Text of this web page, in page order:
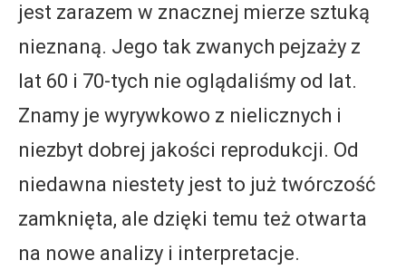
jest zarazem w znacznej mierze sztuką
nieznaną. Jego tak zwanych pejzaży z
lat 60 i 70-tych nie oglądaliśmy od lat.
Znamy je wyrywkowo z nielicznych i
niezbyt dobrej jakości reprodukcji. Od
niedawna niestety jest to już twórczość
zamknięta, ale dzięki temu też otwarta
na nowe analizy i interpretacje.